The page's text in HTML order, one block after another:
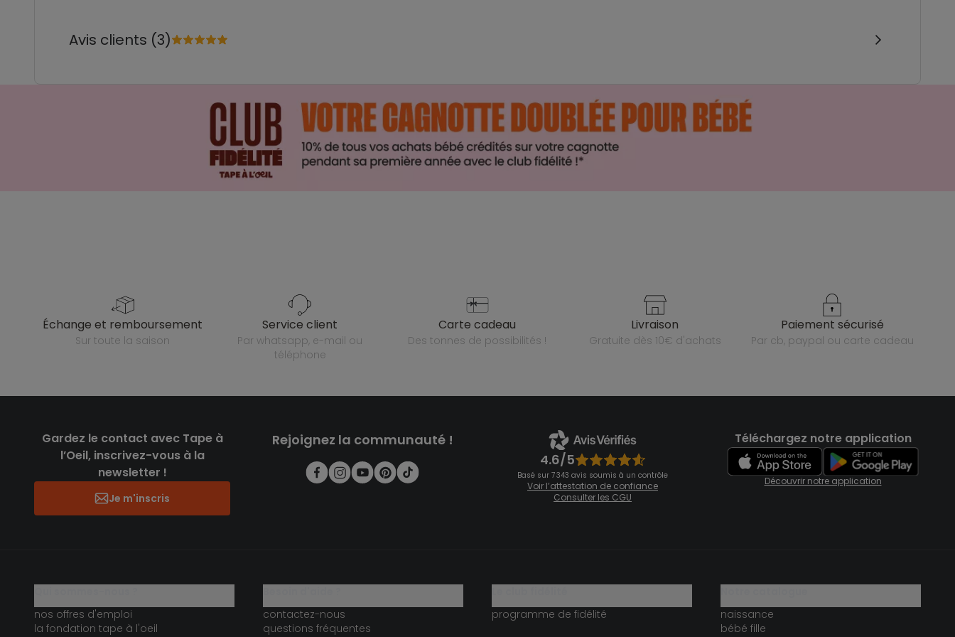
Avis clients (3)
échange et remboursement
sur toute la saison
service client
par whatsapp, e-mail ou
téléphone
carte cadeau
des tonnes de possibilités !
livraison
gratuite dès 10€ d'achats
paiement sécurisé
par cb, paypal ou carte cadeau
Gardez le contact avec Tape à
l’Oeil, inscrivez-vous à la
newsletter !
Je m'inscris
Rejoignez la communauté !
4.6/5
Basé sur 7 343 avis soumis à un contrôle
Voir l’attestation de confiance
Consulter les CGU
Téléchargez notre application
Découvrir notre application
nos offres d'emploi
la fondation tape à l'oeil
contactez-nous
questions fréquentes
programme de fidélité
naissance
bébé fille